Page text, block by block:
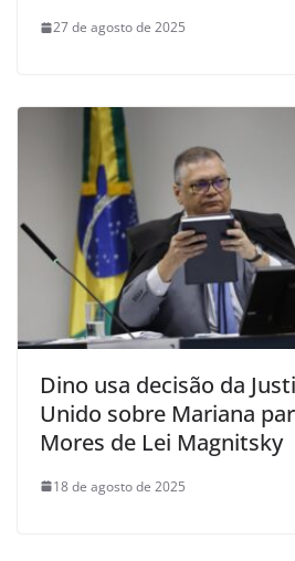
27 de agosto de 2025
Dino usa decisão da
Unido sobre Mariana
Mores de Lei Magnitsky
18 de agosto de 2025